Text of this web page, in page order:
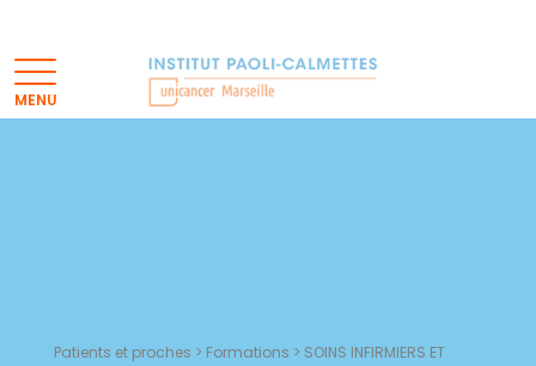
Patients et proches > Formations > SOINS INFIRMIERS ET